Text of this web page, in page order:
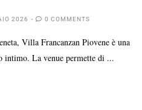
2026 0 COMMENTS
Villa Francanzan Piovene è una
intimo. La venue permette di ...